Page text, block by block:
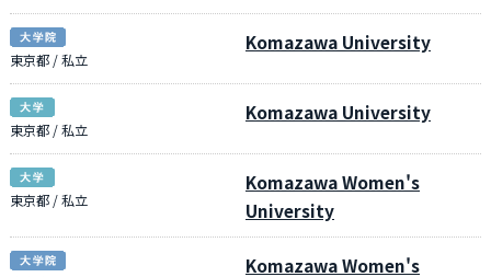
東京都 / 私立
Komazawa University
東京都 / 私立
Komazawa University
東京都 / 私立
Komazawa Women's
University
Komazawa Women's